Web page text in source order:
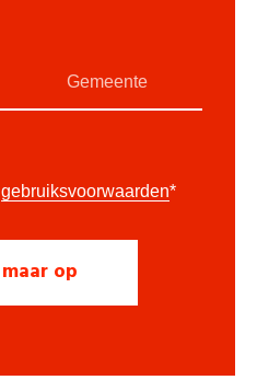
gebruiksvoorwaarden*